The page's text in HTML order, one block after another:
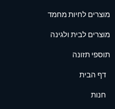
מוצרים לחיות מחמד
מוצרים לבית ולגינה
תוספי תזונה
דף הבית
חנות